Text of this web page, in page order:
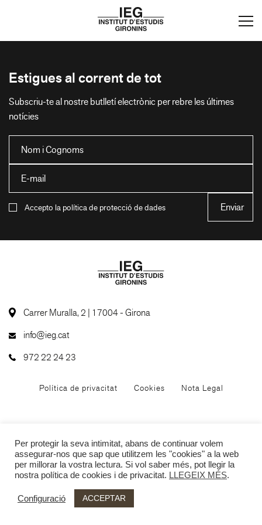
Estigues al corrent de tot
Subscriu-te al nostre butlletí electrònic per rebre les últimes
notícies
Accepto la política de protecció de dades
Carrer Muralla, 2 | 17004 - Girona
info@ieg.cat
972 22 24 23
Política de privacitat Cookies Nota Legal
Per protegir la seva intimitat, abans de continuar volem
assegurar-nos que sap que utilitzem les "cookies" a la web
per millorar la vostra lectura. Si vol saber més, pot llegir la
nostra política de cookies i de privacitat. LLEGEIX MÉS.
Configuració ACCEPTAR